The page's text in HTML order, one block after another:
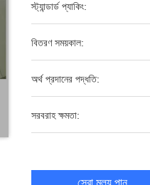
স্ট্যান্ডার্ড প্যাকিং:
বিতরণ সময়কাল:
অর্থ প্রদানের পদ্ধতি:
সরবরাহ ক্ষমতা:
সেরা মূল্য পান